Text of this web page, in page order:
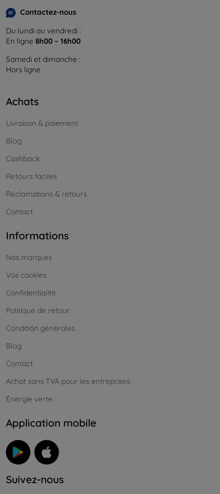
Contactez-nous
Du lundi au vendredi :
En ligne 8h00 – 16h00
Samedi et dimanche :
Hors ligne
Achats
Livraison & paiement
Blog
Cashback
Retours faciles
Réclamations & retours
Contact
Informations
Nos marques
Vos cookies
Confidentialité
Politique de retour
Conditión générales
Blog
Contact
Achat sans TVA pour les entreprises
Énergie verte
Application mobile
Suivez-nous